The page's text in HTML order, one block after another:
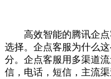
高效智能的腾讯企点
选择。企点客服为什么
分。企点客服用多渠道
信，电话，短信，主流